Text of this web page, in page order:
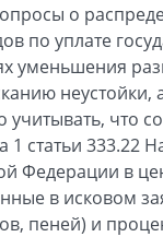
о
по уплате
уменьшения
неустойки,
что
1 статьи 333.22
Федерации в
в исковом
пеней) и